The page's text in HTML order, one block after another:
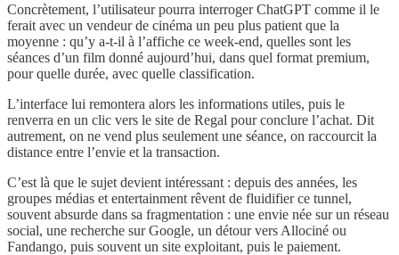
Concrètement, l’utilisateur pourra interroger ChatGPT comme il le
ferait avec un vendeur de cinéma un peu plus patient que la
moyenne : qu’y a-t-il à l’affiche ce week-end, quelles sont les
séances d’un film donné aujourd’hui, dans quel format premium,
pour quelle durée, avec quelle classification.
L’interface lui remontera alors les informations utiles, puis le
renverra en un clic vers le site de Regal pour conclure l’achat. Dit
autrement, on ne vend plus seulement une séance, on raccourcit la
distance entre l’envie et la transaction.
C’est là que le sujet devient intéressant : depuis des années, les
groupes médias et entertainment rêvent de fluidifier ce tunnel,
souvent absurde dans sa fragmentation : une envie née sur un réseau
social, une recherche sur Google, un détour vers Allociné ou
Fandango, puis souvent un site exploitant, puis le paiement.